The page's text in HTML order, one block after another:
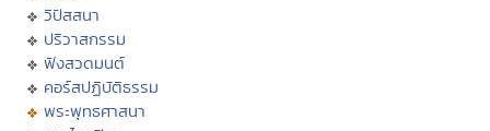
วิปัสสนา
ปริวาสกรรม
ฟังสวดมนต์
คอร์สปฏิบัติธรรม
พระพุทธศาสนา